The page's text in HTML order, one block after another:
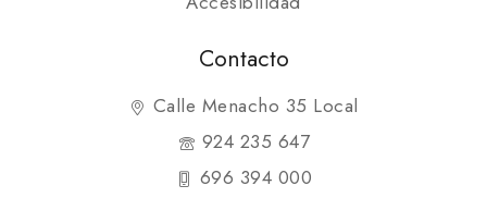
Contacto
Calle Menacho 35 Local
924 235 647
696 394 000